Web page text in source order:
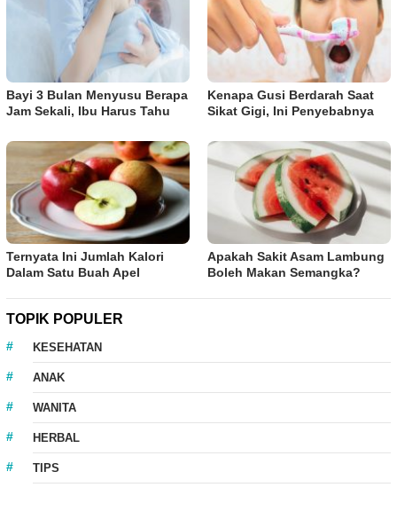
Bayi 3 Bulan Menyusu Berapa
Jam Sekali, Ibu Harus Tahu
Kenapa Gusi Berdarah Saat
Sikat Gigi, Ini Penyebabnya
Ternyata Ini Jumlah Kalori
Dalam Satu Buah Apel
Apakah Sakit Asam Lambung
Boleh Makan Semangka?
TOPIK POPULER
KESEHATAN
ANAK
WANITA
HERBAL
TIPS